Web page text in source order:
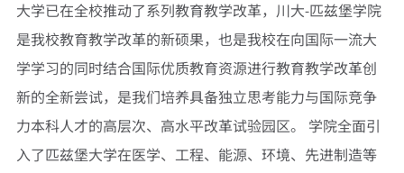
大学已在全校推动了系列教育教学改革，川大-匹兹堡学院
是我校教育教学改革的新硕果，也是我校在向国际一流大
学学习的同时结合国际优质教育资源进行教育教学改革创
新的全新尝试，是我们培养具备独立思考能力与国际竞争
力本科人才的高层次、高水平改革试验园区。 学院全面引
入了匹兹堡大学在医学、工程、能源、环境、先进制造等